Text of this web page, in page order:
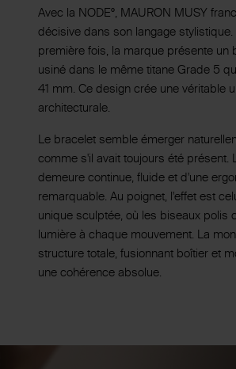
Avec la NODE°, MAURON MUSY
décisive dans son langage stylistique.
première fois, la marque présente un
usiné dans le même titane Grade 5
41 mm. Ce design crée une véritable
architecturale.
Le bracelet semble émerger
comme s'il avait toujours été présent.
demeure continue, fluide et d'une
remarquable. Au poignet, l'effet est
unique sculptée, où les biseaux polis
lumière à chaque mouvement. La
structure totale, fusionnant boîtier et
une cohérence absolue.